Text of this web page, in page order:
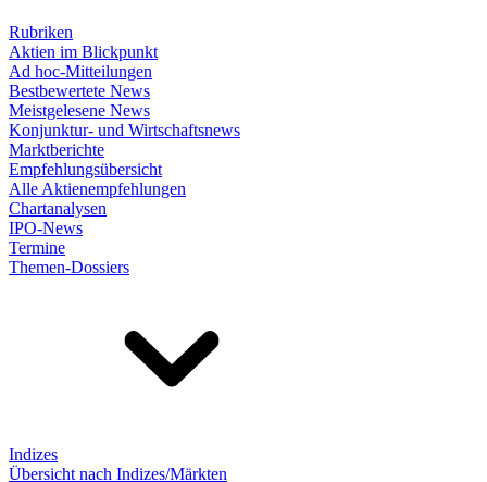
Rubriken
Aktien im Blickpunkt
Ad hoc-Mitteilungen
Bestbewertete News
Meistgelesene News
Konjunktur- und Wirtschaftsnews
Marktberichte
Empfehlungsübersicht
Alle Aktienempfehlungen
Chartanalysen
IPO-News
Termine
Themen-Dossiers
Indizes
Übersicht nach Indizes/Märkten